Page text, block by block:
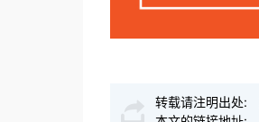
转载请注明出处: